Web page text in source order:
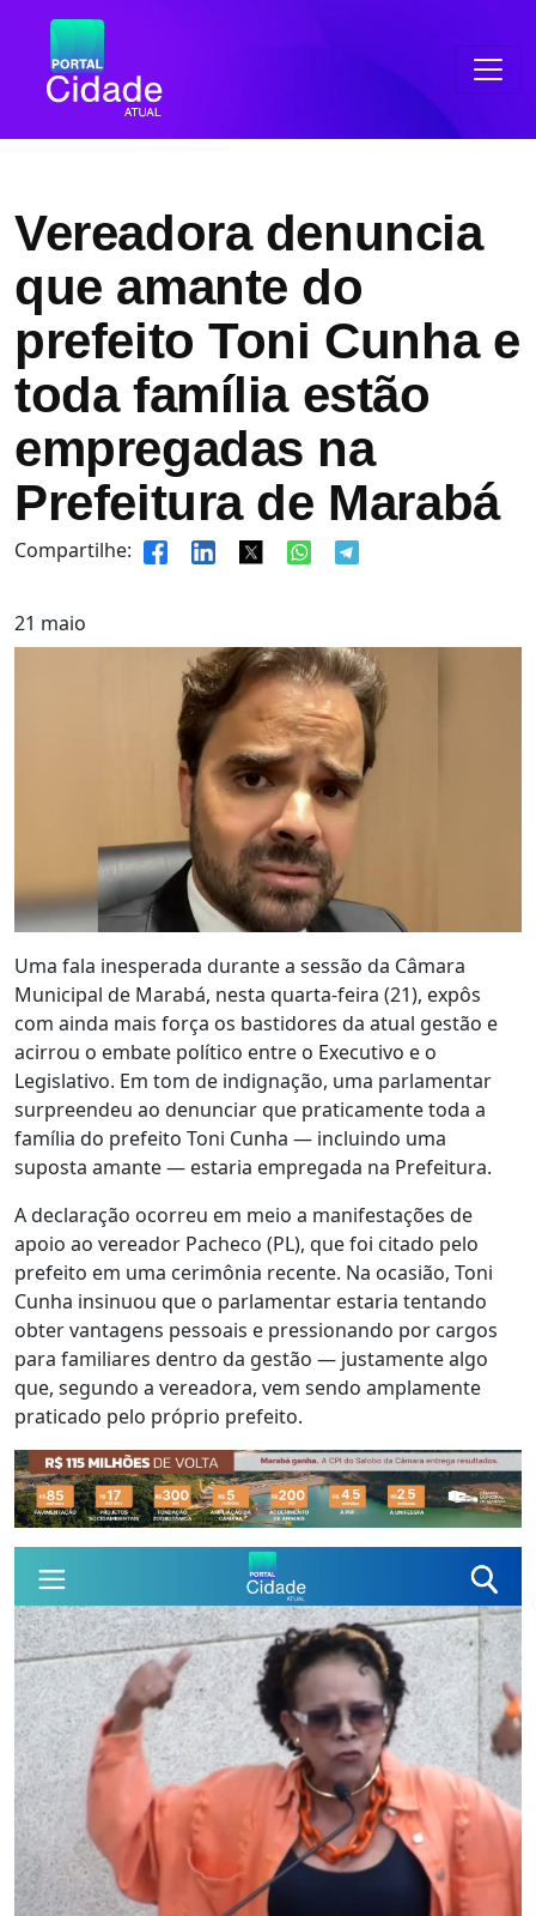
Vereadora denuncia
que amante do
prefeito Toni Cunha e
toda família estão
empregadas na
Prefeitura de Marabá
Compartilhe:
21 maio
Uma fala inesperada durante a sessão da Câmara
Municipal de Marabá, nesta quarta-feira (21), expôs
com ainda mais força os bastidores da atual gestão e
acirrou o embate político entre o Executivo e o
Legislativo. Em tom de indignação, uma parlamentar
surpreendeu ao denunciar que praticamente toda a
família do prefeito Toni Cunha — incluindo uma
suposta amante — estaria empregada na Prefeitura.
A declaração ocorreu em meio a manifestações de
apoio ao vereador Pacheco (PL), que foi citado pelo
prefeito em uma cerimônia recente. Na ocasião, Toni
Cunha insinuou que o parlamentar estaria tentando
obter vantagens pessoais e pressionando por cargos
para familiares dentro da gestão — justamente algo
que, segundo a vereadora, vem sendo amplamente
praticado pelo próprio prefeito.